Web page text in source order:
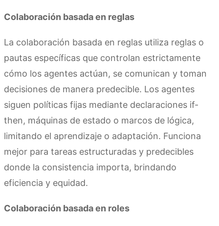
Colaboración basada en reglas
La colaboración basada en reglas utiliza reglas o
pautas específicas que controlan estrictamente
cómo los agentes actúan, se comunican y toman
decisiones de manera predecible. Los agentes
siguen políticas fijas mediante declaraciones if-
then, máquinas de estado o marcos de lógica,
limitando el aprendizaje o adaptación. Funciona
mejor para tareas estructuradas y predecibles
donde la consistencia importa, brindando
eficiencia y equidad.
Colaboración basada en roles